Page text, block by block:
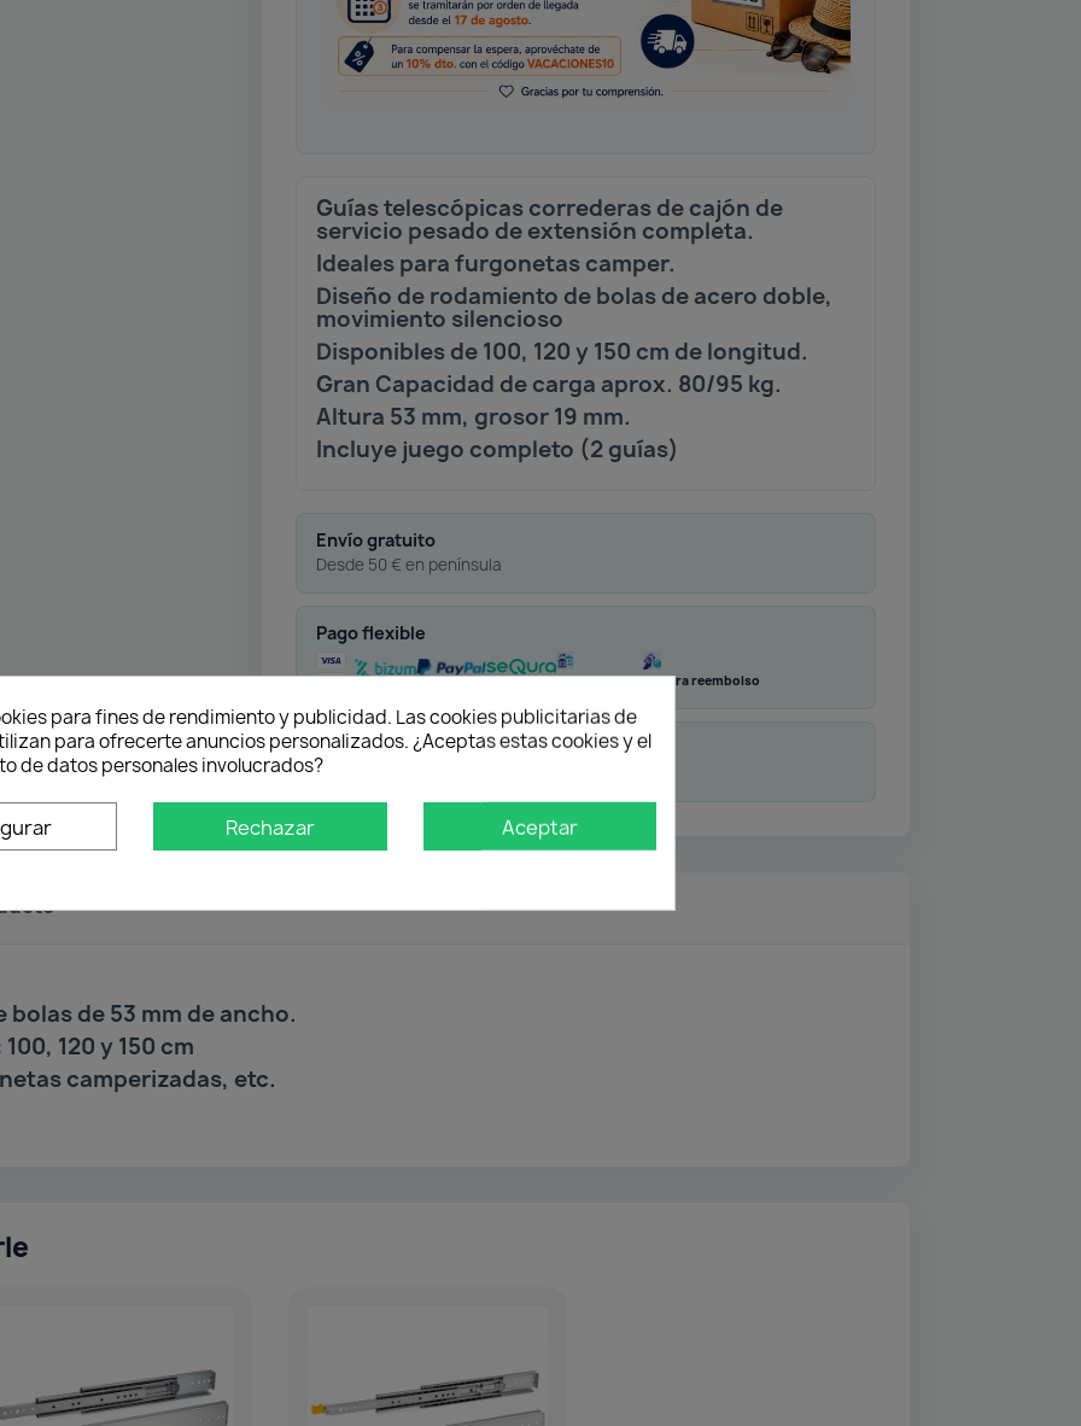
Guías telescópicas correderas de cajón de
servicio pesado de extensión completa.
Ideales para furgonetas camper.
Diseño de rodamiento de bolas de acero doble,
movimiento silencioso
Disponibles de 100, 120 y 150 cm de longitud.
Gran Capacidad de carga aprox. 80/95 kg.
Altura 53 mm, grosor 19 mm.
Incluye juego completo (2 guías)
Envío gratuito
Desde 50 € en península
Pago flexible
TransferenciaContra reembolso
Atención profesional
Te ayudamos con cualquier duda
de 53 mm de ancho.
120 y 150 cm
camperizadas, etc.
para fines de rendimiento y publicidad. Las cookies publicitarias de
para ofrecerte anuncios personalizados. ¿Aceptas estas cookies y el
de datos personales involucrados?
Rechazar Aceptar